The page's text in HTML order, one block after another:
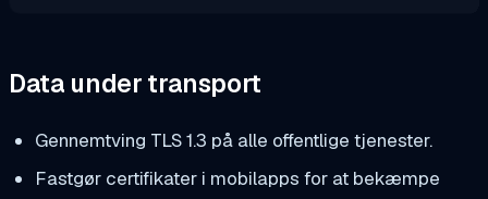
Data under transport
Gennemtving TLS 1.3 på alle offentlige tjenester.
Fastgør certifikater i mobilapps for at bekæmpe